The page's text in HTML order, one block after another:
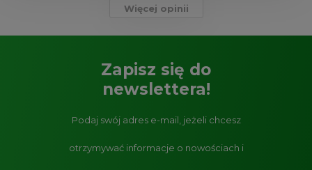
Więcej opinii
Zapisz się do
newslettera!
Podaj swój adres e-mail, jeżeli chcesz
otrzymywać informacje o nowościach i